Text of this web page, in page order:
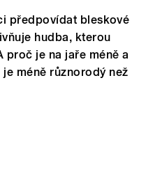
předpovídat bleskové
hudba, kterou
proč je na jaře méně a
méně různorodý než